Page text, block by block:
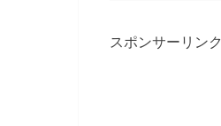
スポンサーリンク